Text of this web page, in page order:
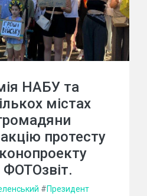
НАБУ та
містах
протесту
#Президент